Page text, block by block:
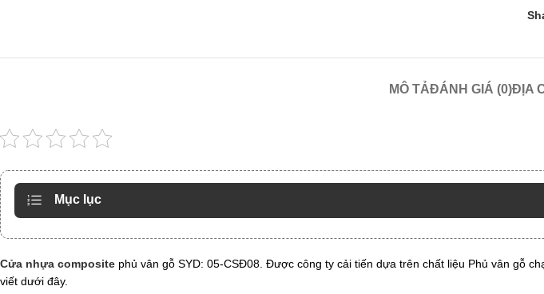
MÔ TẢĐÁNH GIÁ (0)ĐỊA
Mục lục
Cửa nhựa composite phủ vân gỗ SYD: 05-CSĐ08. Được công ty cải tiến dựa trên chất liệu Phủ vân gỗ
viết dưới đây.